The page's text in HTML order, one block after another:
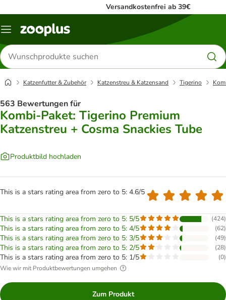
Versandkostenfrei ab 39€
Menü
Produkte
suchen
Katzenfutter & Zubehör Katzenstreu & Katzensand Tigerino
563 Bewertungen für
Kombi-Paket: Tigerino Premium
Katzenstreu + Cosma Snackies Tube
Produktbild hochladen
This is a stars rating area from zero to 5: 4.6/5
This is a stars rating area from zero to 5: 5/5 (424)
This is a stars rating area from zero to 5: 4/5 (62)
This is a stars rating area from zero to 5: 3/5 (49)
This is a stars rating area from zero to 5: 2/5 (28)
This is a stars rating area from zero to 5: 1/5 (0)
Wie wir mit Produktbewertungen umgehen
Zum Produkt